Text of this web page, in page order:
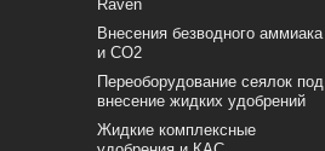
Raven
Внесения безводного аммиака
и CO2
Переоборудование сеялок под
внесение жидких удобрений
Жидкие комплексные